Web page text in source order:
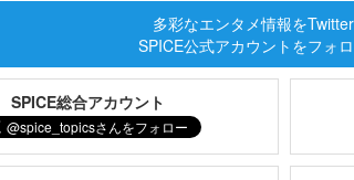
多彩なエンタメ情報を
SPICE公式アカウントをフォ
SPICE総合アカウント